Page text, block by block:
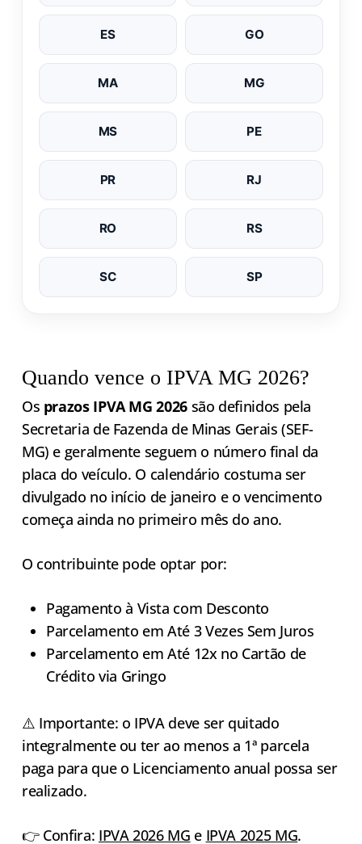
ES GO
MA MG
MS PE
PR RJ
RO RS
SC SP
Quando vence o IPVA MG 2026?
Os prazos IPVA MG 2026são definidos pela
Secretaria de Fazenda de Minas Gerais (SEF-
MG) e geralmente seguem o número final da
placa do veículo. O calendário costuma ser
divulgado no início de janeiro e o vencimento
começa ainda no primeiro mês do ano.
O contribuinte pode optar por:
Pagamento à Vista com Desconto
Parcelamento em Até 3 Vezes Sem Juros
Parcelamento em Até 12x no Cartão de
Crédito via Gringo
⚠️ Importante: o IPVA deve ser quitado
integralmente ou ter ao menos a 1ª parcela
paga para que o Licenciamento anual possa ser
realizado.
👉 Confira: IPVA 2026 MG e IPVA 2025 MG.